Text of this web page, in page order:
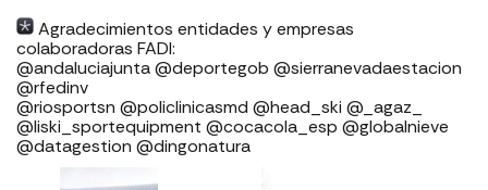
Agradecimientos entidades y empresas
colaboradoras FADI: ⁣⁣⁣⁣⁣⁣⁣⁣⁣⁣⁣⁣⁣⁣⁣⁣⁣⁣
⁣⁣⁣⁣@andaluciajunta @deportegob ⁣⁣⁣@sierranevadaestacion
@rfedinv ⁣⁣⁣⁣⁣⁣⁣⁣⁣⁣⁣⁣⁣⁣⁣⁣⁣
@riosportsn @policlinicasmd @head_ski @_agaz_
@liski_sportequipment @cocacola_esp @globalnieve
@datagestion @dingonatura